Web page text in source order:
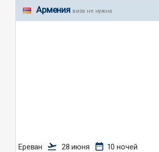
Армения виза не нужна
Ереван flight_takeoff 28 июня date_range 10 ночей